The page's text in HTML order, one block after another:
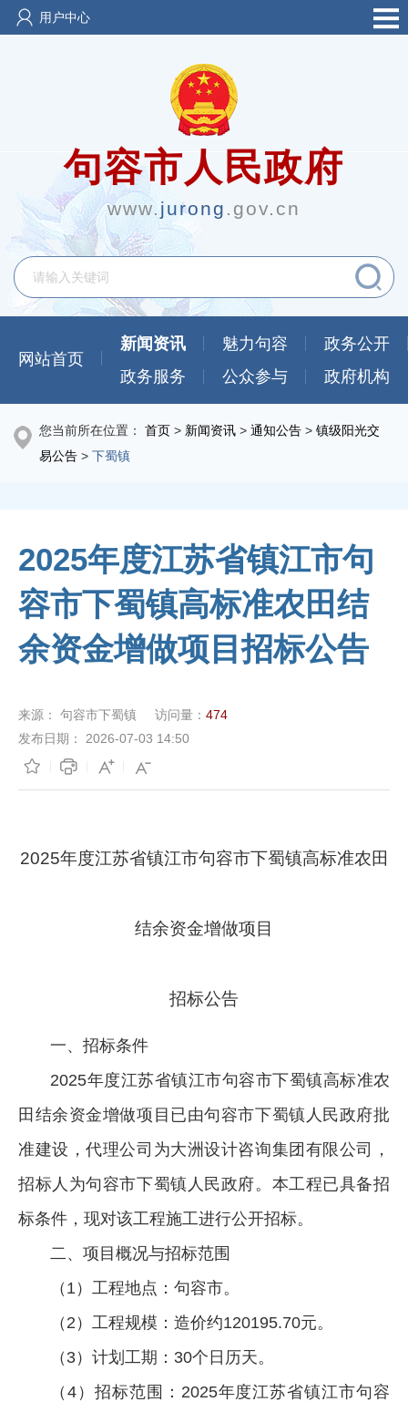
用户中心
句容市人民政府
www.jurong .gov.cn
网站首页
新闻资讯 魅力句容
政务公开
政务服务
公众参与 政府机构
您当前所在位置： 首页 > 新闻资讯 > 通知公告 > 镇级阳光交
易公告 > 下蜀镇
2025年度江苏省镇江市句
容市下蜀镇高标准农田结
余资金增做项目招标公告
来源： 句容市下蜀镇 访问量： 474
发布日期：
2026-07-03 14:50
2025年度江苏省镇江市句容市下蜀镇高标准农田
结余资金增做项目
招标公告
一、招标条件
2025年度江苏省镇江市句容市下蜀镇高标准农
田结余资金增做项目已由句容市下蜀镇人民政府批
准建设，代理公司为大洲设计咨询集团有限公司，
招标人为句容市下蜀镇人民政府。本工程已具备招
标条件，现对该工程施工进行公开招标。
二、项目概况与招标范围
（1）工程地点：句容市。
（2）工程规模：造价约120195.70元。
（3）计划工期：30个日历天。
（4）招标范围：2025年度江苏省镇江市句容